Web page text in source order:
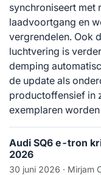
synchroniseert met
laadvoortgang en
vergrendelen. Ook
luchtvering is
demping
de update als
productoffensief in
exemplaren
Audi SQ6 e-tron
2026
30 juni 2026 · Mirjam